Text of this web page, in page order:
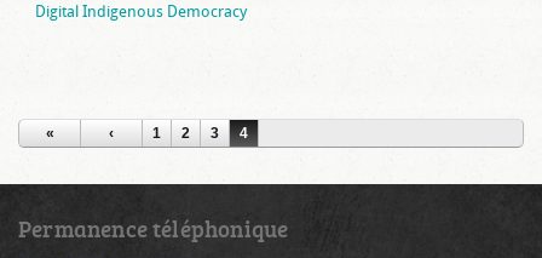
Digital Indigenous Democracy
« ‹ 1 2 3 4
Permanence téléphonique